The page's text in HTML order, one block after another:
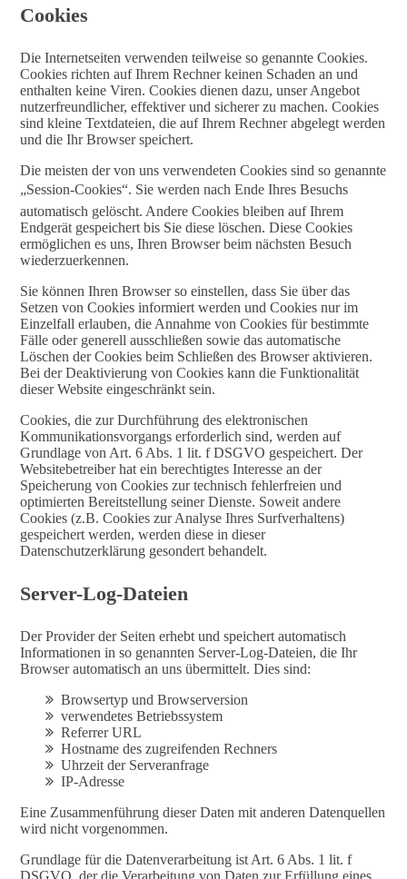
Cookies
Die Internetseiten verwenden teilweise so genannte Cookies.
Cookies richten auf Ihrem Rechner keinen Schaden an und
enthalten keine Viren. Cookies dienen dazu, unser Angebot
nutzerfreundlicher, effektiver und sicherer zu machen. Cookies
sind kleine Textdateien, die auf Ihrem Rechner abgelegt werden
und die Ihr Browser speichert.
Die meisten der von uns verwendeten Cookies sind so genannte
„Session-Cookies“. Sie werden nach Ende Ihres Besuchs
automatisch gelöscht. Andere Cookies bleiben auf Ihrem
Endgerät gespeichert bis Sie diese löschen. Diese Cookies
ermöglichen es uns, Ihren Browser beim nächsten Besuch
wiederzuerkennen.
Sie können Ihren Browser so einstellen, dass Sie über das
Setzen von Cookies informiert werden und Cookies nur im
Einzelfall erlauben, die Annahme von Cookies für bestimmte
Fälle oder generell ausschließen sowie das automatische
Löschen der Cookies beim Schließen des Browser aktivieren.
Bei der Deaktivierung von Cookies kann die Funktionalität
dieser Website eingeschränkt sein.
Cookies, die zur Durchführung des elektronischen
Kommunikationsvorgangs erforderlich sind, werden auf
Grundlage von Art. 6 Abs. 1 lit. f DSGVO gespeichert. Der
Websitebetreiber hat ein berechtigtes Interesse an der
Speicherung von Cookies zur technisch fehlerfreien und
optimierten Bereitstellung seiner Dienste. Soweit andere
Cookies (z.B. Cookies zur Analyse Ihres Surfverhaltens)
gespeichert werden, werden diese in dieser
Datenschutzerklärung gesondert behandelt.
Server-Log-Dateien
Der Provider der Seiten erhebt und speichert automatisch
Informationen in so genannten Server-Log-Dateien, die Ihr
Browser automatisch an uns übermittelt. Dies sind:
Browsertyp und Browserversion
verwendetes Betriebssystem
Referrer URL
Hostname des zugreifenden Rechners
Uhrzeit der Serveranfrage
IP-Adresse
Eine Zusammenführung dieser Daten mit anderen Datenquellen
wird nicht vorgenommen.
Grundlage für die Datenverarbeitung ist Art. 6 Abs. 1 lit. f
DSGVO, der die Verarbeitung von Daten zur Erfüllung eines